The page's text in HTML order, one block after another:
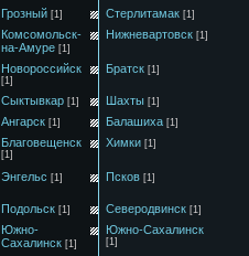
Грозный [1] Стерлитамак [1]
Комсомольск-
на-Амуре [1]
Нижневартовск [1]
Новороссийск
[1]
Братск [1]
Сыктывкар [1] Шахты [1]
Ангарск [1] Балашиха [1]
Благовещенск
[1]
Химки [1]
Энгельс [1] Псков [1]
Подольск [1] Северодвинск [1]
Южно-
Сахалинск [1]
Южно-Сахалинск
[1]